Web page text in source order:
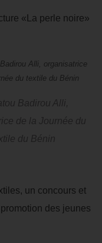
«La perle noire»
Badirou Alli,
de la Journée du
du Bénin
un concours et
des jeunes